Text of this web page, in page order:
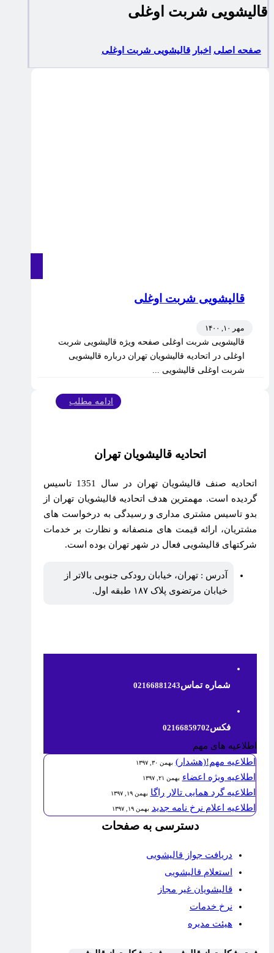
قاليشويی شربت اوغلی
صفحه اصلی اخبار قاليشويی شربت اوغلی
قالیشویی شربت اوغلی
مهر ۱۰, ۱۴۰۰
قالیشویی شربت اوغلی صفحه ویژه قالیشویی شربت
اوغلی در اتحادیه قالیشویان تهران درباره قالیشویی
شربت اوغلی قالیشویی ...
ادامه مطلب
اتحادیه قالیشویان تهران
اتحادیه صنف قالیشویان تهران در سال 1351 تاسیس
گردیده است. مهمترین هدف اتحادیه قالیشویان تهران از
بدو تاسیس مشتری مداری و رسیدگی به درخواست های
مشتریان، ارائه قیمت های منصفانه و نظارت بر خدمات
شرکتهای قالیشویی فعال در شهر تهران بوده است.
آدرس : تهران، خیابان رودکی جنوبی بالاتر از
خیابان مرتضوی پلاک ۱۸۷ طبقه اول.
شماره تماس02166881243
فکس02166859702
اطلاعیه های مهم
اطلاعیه مهم!(هشدار) بهمن ۳۰, ۱۳۹۷
اطلاعیه ویژه اعضاء بهمن ۲۱, ۱۳۹۷
اطلاعیه گرد همایی تالار راگا بهمن ۱۹, ۱۳۹۷
اطلاعیه اعلام نرخ نامه جدید بهمن ۱۹, ۱۳۹۷
دسترسی به صفحات
دریافت جواز قالیشویی
استعلام قالیشویی
قالیشویان غیر مجاز
نرخ خدمات
هیئت مدیره